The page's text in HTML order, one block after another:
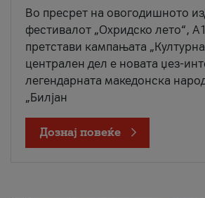
Во пресрет на овогодишното
фестивалот „Охридско лето“,
претстави кампањата „Културна
централен дел е новата џез-
легендарната македонска
„Билјан
Дознај повеќе